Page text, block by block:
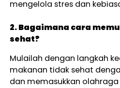
mengelola stres dan
2. Bagaimana cara
sehat?
Mulailah dengan langkah
makanan tidak sehat
dan memasukkan